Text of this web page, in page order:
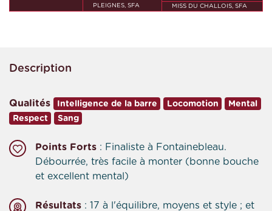
PLEIGNES, SFA
MISS DU CHALLOIS, SFA
Description
Qualités Intelligence de la barre Locomotion
Mental
Respect
Sang
Points Forts : Finaliste à Fontainebleau.
Débourrée, très facile à monter (bonne bouche
et excellent mental)
Résultats : 17 à l'équilibre, moyens et style ; et